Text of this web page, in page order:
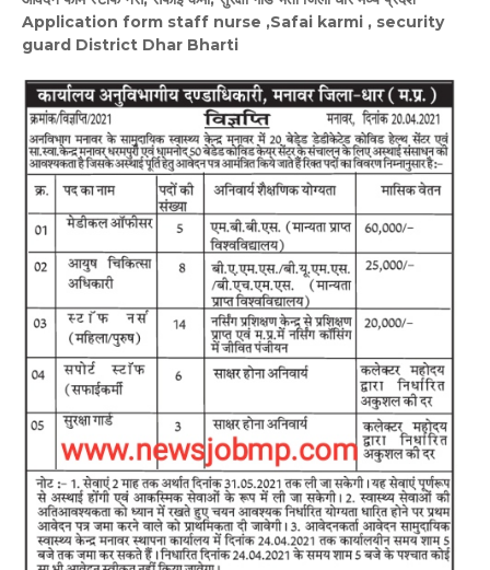
Application form staff nurse ,Safai karmi , security
guard District Dhar Bharti